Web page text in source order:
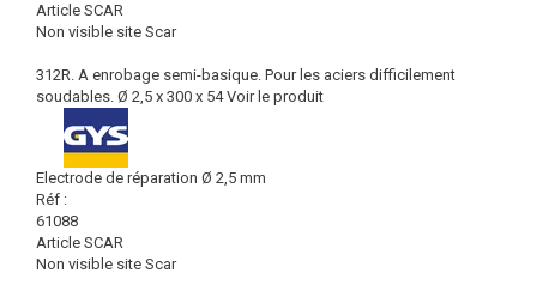
Article SCAR
Non visible site Scar
312R. A enrobage semi-basique. Pour les aciers difficilement
soudables. Ø 2,5 x 300 x 54 Voir le produit
Electrode de réparation Ø 2,5 mm
Réf :
61088
Article SCAR
Non visible site Scar